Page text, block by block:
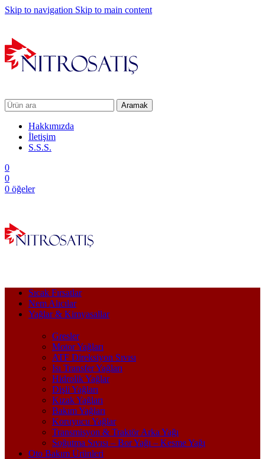
Skip to navigation Skip to main content
Aramak
Hakkımızda
İletişim
S.S.S.
0
0
0 öğeler
Sıcak Fırsatlar
Nem Alıcılar
Yağlar & Kimyasallar
Gresler
Motor Yağları
ATF Direksiyon Sıvısı
Isı Transfer Yağları
Hidrolik Yağlar
Dişli Yağları
Kızak Yağları
Bakım Yağları
Koruyucu Yağlar
Transmisyon & Traktör Arka Yağı
Soğutma Sıvısı – Bor Yağı – Kesme Yağı
Oto Bakım Ürünleri